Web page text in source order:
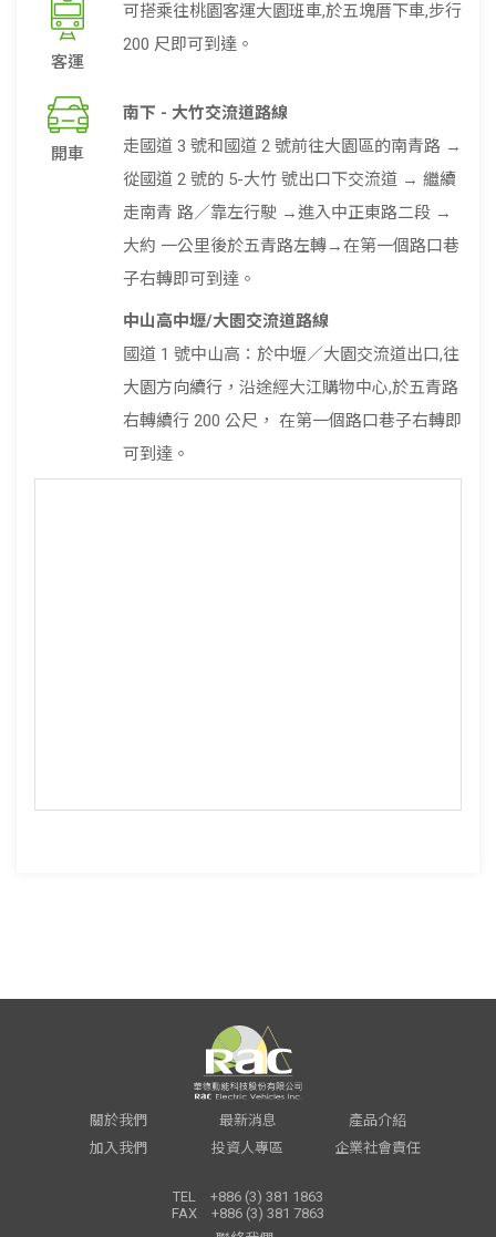
可搭乘往桃園客運大園班車,於五塊厝下車,步行
200 尺即可到達。
南下 - 大竹交流道路線
走國道 3 號和國道 2 號前往大園區的南青路 →
從國道 2 號的 5-大竹 號出口下交流道 → 繼續
走南青 路／靠左行駛 →進入中正東路二段 →
大約 一公里後於五青路左轉→在第一個路口巷
子右轉即可到達。
中山高中壢/大園交流道路線
國道 1 號中山高：於中壢／大園交流道出口,往
大園方向續行，沿途經大江購物中心,於五青路
右轉續行 200 公尺， 在第一個路口巷子右轉即
可到達。
關於我們 最新消息
產品介紹
加入我們
投資人專區 企業社會責任
TEL +886 (3) 381 1863
FAX +886 (3) 381 7863